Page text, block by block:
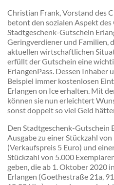
Christian Frank, Vorstand des
betont den sozialen Aspekt des
Stadtgeschenk-Gutschein
Geringverdiener und Familien,
aktuellen wirtschaftlichen
erfüllt der Gutschein eine
ErlangenPass. Dessen Inhaber
Beispiel immer kostenlosen
Erlangen on Ice erhalten. Mit
können sie nun erleichtert
sonst doppelt so viel Geld
Den Stadtgeschenk-Gutschein
Ausgabe zu einer Stückzahl
(Verkaufspreis 5 Euro) und
Stückzahl von 5.000
geben, die ab 1. Oktober 2020
Erlangen (Goethestraße 21a,